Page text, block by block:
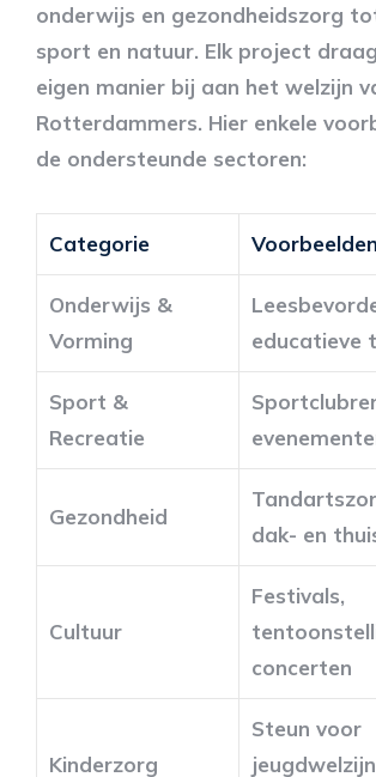
onderwijs en gezondheidszorg
sport en natuur. Elk project
eigen manier bij aan het welzijn
Rotterdammers. Hier enkele
de ondersteunde sectoren:
Categorie Voorbeelden
Onderwijs &
Vorming
educatieve
Sport &
Recreatie
Gezondheid
dak- en
Cultuur
Festivals,
concerten
Kinderzorg
Steun voor